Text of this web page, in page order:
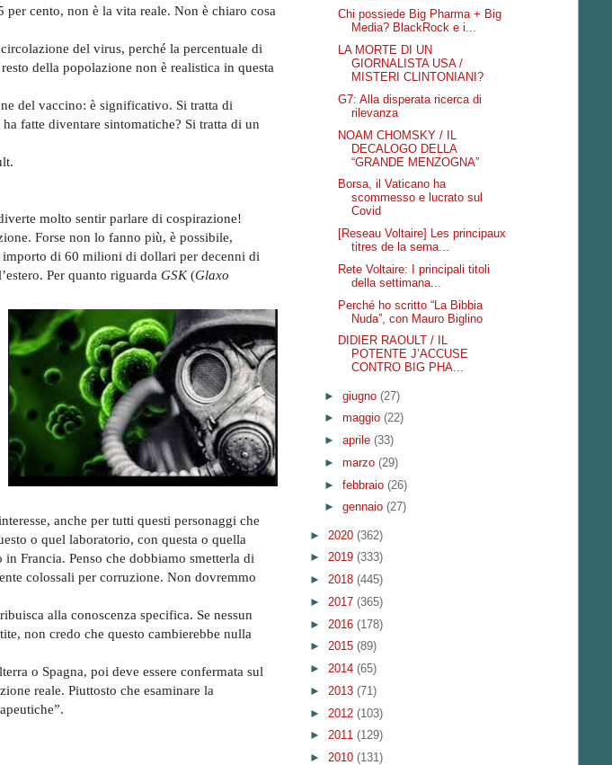
cento, non è la vita reale. Non è chiaro cosa
del virus, perché la percentuale di
della popolazione non è realistica in questa
del vaccino: è significativo. Si tratta di
fatte diventare sintomatiche? Si tratta di un
molto sentir parlare di cospirazione!
Forse non lo fanno più, è possibile,
di 60 milioni di dollari per decenni di
Per quanto riguarda GSK(Glaxo
anche per tutti questi personaggi che
o quel laboratorio, con questa o quella
Francia. Penso che dobbiamo smetterla di
colossali per corruzione. Non dovremmo
alla conoscenza specifica. Se nessun
non credo che questo cambierebbe nulla
o Spagna, poi deve essere confermata sul
reale. Piuttosto che esaminare la
Chi possiede Big Pharma + Big
Media? BlackRock e i...
LA MORTE DI UN
GIORNALISTA USA /
MISTERI CLINTONIANI?
G7: Alla disperata ricerca di
rilevanza
NOAM CHOMSKY / IL
DECALOGO DELLA
“GRANDE MENZOGNA”
Borsa, il Vaticano ha
scommesso e lucrato sul
Covid
[Reseau Voltaire] Les principaux
titres de la sema...
Rete Voltaire: I principali titoli
della settimana...
Perché ho scritto “La Bibbia
Nuda”, con Mauro Biglino
DIDIER RAOULT / IL
POTENTE J’ACCUSE
CONTRO BIG PHA...
► giugno (27)
► maggio (22)
► aprile (33)
► marzo (29)
► febbraio (26)
► gennaio (27)
► 2020 (362)
► 2019 (333)
► 2018 (445)
► 2017 (365)
► 2016 (178)
► 2015 (89)
► 2014 (65)
► 2013 (71)
► 2012 (103)
► 2011 (129)
► 2010 (131)